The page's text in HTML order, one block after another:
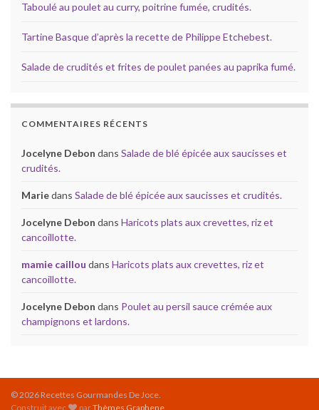
Taboulé au poulet au curry, poitrine fumée, crudités.
Tartine Basque d’après la recette de Philippe Etchebest.
Salade de crudités et frites de poulet panées au paprika fumé.
COMMENTAIRES RÉCENTS
Jocelyne Debon dans Salade de blé épicée aux saucisses et
crudités.
Mariedans Salade de blé épicée aux saucisses et crudités.
Jocelyne Debon dans Haricots plats aux crevettes, riz et
cancoillotte.
mamie caillou dans Haricots plats aux crevettes, riz et
cancoillotte.
Jocelyne Debon dans Poulet au persil sauce crémée aux
champignons et lardons.
© 2026 Recettes Gourmandes De Joce.
Construit avec
parThèmes Graphene